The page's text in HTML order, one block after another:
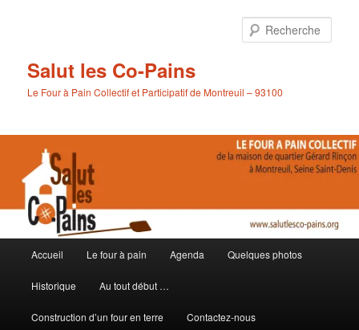
Salut les Co-Pains
Le Four à Pain Collectif et Participatif de Montreuil – 93100
principal
Accueil Le four à pain Agenda Quelques photos
Historique Au tout début …
Construction d’un four en terre Contactez-nous